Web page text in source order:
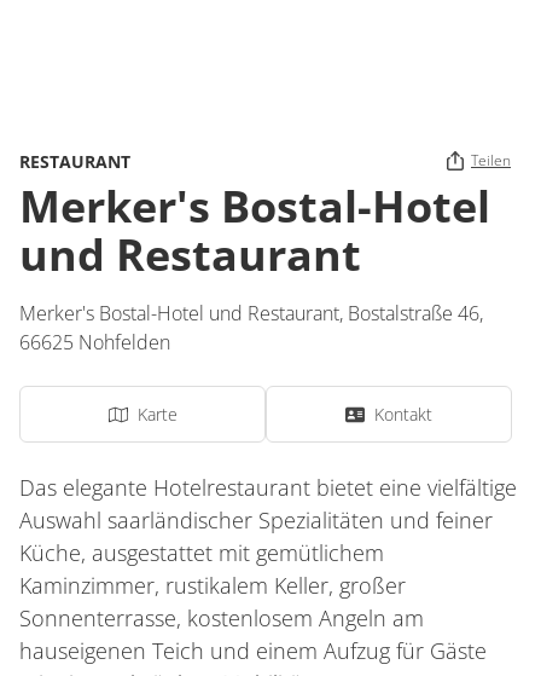
RESTAURANT Teilen
Merker's Bostal-Hotel
und Restaurant
Merker's Bostal-Hotel und Restaurant, Bostalstraße 46,
66625 Nohfelden
Karte Kontakt
Das elegante Hotelrestaurant bietet eine vielfältige
Auswahl saarländischer Spezialitäten und feiner
Küche, ausgestattet mit gemütlichem
Kaminzimmer, rustikalem Keller, großer
Sonnenterrasse, kostenlosem Angeln am
hauseigenen Teich und einem Aufzug für Gäste